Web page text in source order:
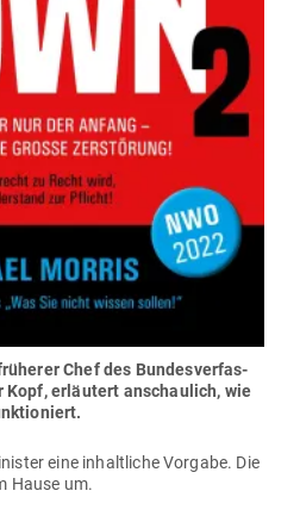
Chef des Bun­des­ver­fas­
Kopf, erläutert anschaulich, wie
eine inhalt­liche Vorgabe. Die
Hause um.